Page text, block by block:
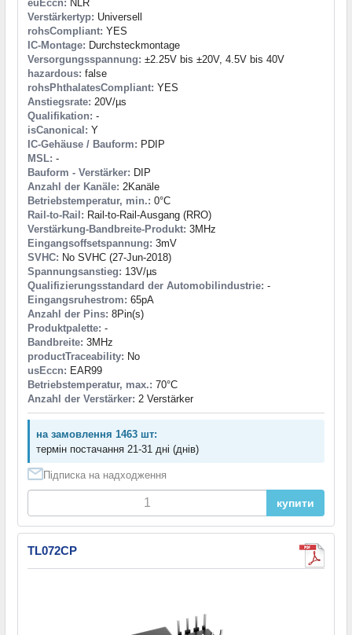
euEccn: NLR
Verstärkertyp: Universell
rohsCompliant: YES
IC-Montage: Durchsteckmontage
Versorgungsspannung: ±2.25V bis ±20V, 4.5V bis 40V
hazardous: false
rohsPhthalatesCompliant: YES
Anstiegsrate: 20V/µs
Qualifikation: -
isCanonical: Y
IC-Gehäuse / Bauform: PDIP
MSL: -
Bauform - Verstärker: DIP
Anzahl der Kanäle: 2Kanäle
Betriebstemperatur, min.: 0°C
Rail-to-Rail: Rail-to-Rail-Ausgang (RRO)
Verstärkung-Bandbreite-Produkt: 3MHz
Eingangsoffsetspannung: 3mV
SVHC: No SVHC (27-Jun-2018)
Spannungsanstieg: 13V/µs
Qualifizierungsstandard der Automobilindustrie: -
Eingangsruhestrom: 65pA
Anzahl der Pins: 8Pin(s)
Produktpalette: -
Bandbreite: 3MHz
productTraceability: No
usEccn: EAR99
Betriebstemperatur, max.: 70°C
Anzahl der Verstärker: 2 Verstärker
на замовлення 1463 шт:
термін постачання 21-31 дні (днів)
Підписка на надходження
купити
TL072CP